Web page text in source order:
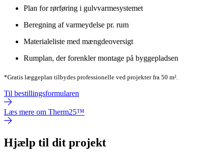
Plan for rørføring i gulvvarmesystemet
Beregning af varmeydelse pr. rum
Materialeliste med mængdeoversigt
Rumplan, der forenkler montage på byggepladsen
*Gratis læggeplan tilbydes professionelle ved projekter fra 50 m².
Til bestillingsformularen
Læs mere om Therm25™
Hjælp til dit projekt